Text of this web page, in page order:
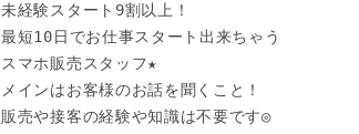
未経験スタート9割以上！
最短10日でお仕事スタート出来ちゃう
スマホ販売スタッフ★
メインはお客様のお話を聞くこと！
販売や接客の経験や知識は不要です◎